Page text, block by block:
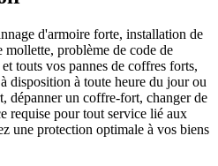
d'armoire forte, installation de
mollette, problème de code de
touts vos pannes de coffres forts,
disposition à toute heure du jour ou
dépanner un coffre-fort, changer de
requise pour tout service lié aux
une protection optimale à vos biens